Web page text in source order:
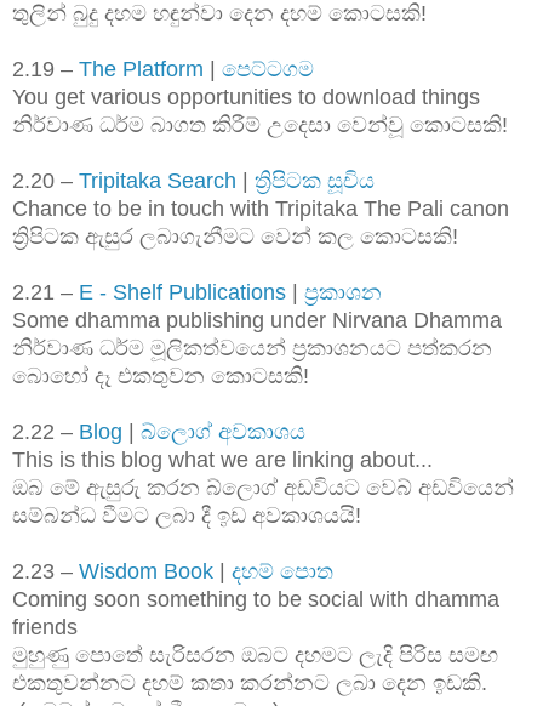
තුලින් බුදු දහම හඳුන්වා දෙන දහම් කොටසකි!
2.19 – The Platform
පෙට්ටගම
You get various opportunities to download things
නිර්වාණ ධර්ම බාගත කිරීම් උදෙසා වෙන්වූ කොටසකි!
2.20 – Tripitaka Search
ත්‍රිපිටක සූචිය
Chance to be in touch with Tripitaka The Pali canon
ත්‍රිපිටක ඇසුර ලබාගැනීමට වෙන් කල කොටසකි!
2.21 – E - Shelf Publications
ප්‍රකාශන
Some dhamma publishing under Nirvana Dhamma
නිර්වාණ ධර්ම මූලිකත්වයෙන් ප්‍රකාශනයට පත්කරන
බොහෝ දෑ එකතුවන කොටසකි!
2.22 – Blog
බ්ලොග් අවකාශය
This is this blog what we are linking about...
ඔබ මේ ඇසුරු කරන බ්ලොග් අඩවියට වෙබ් අඩවියෙන්
සම්බන්ධ වීමට ලබා දී ඉඩ අවකාශයයි!
2.23 – Wisdom Book
දහම් පොත
Coming soon something to be social with dhamma
friends
මුහුණු පොතේ සැරිසරන ඔබට දහමට ලැදි පිරිස සමඟ
එකතුවන්නට දහම් කතා කරන්නට ලබා දෙන ඉඩකි.